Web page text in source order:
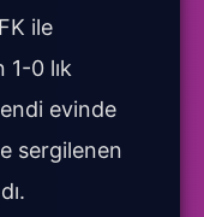
ile
1-0 lık
evinde
sergilenen